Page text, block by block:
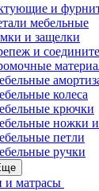
и
мебельные
и защелки
и
колеса
крючки
ножки
петли
ручки
и матрасы